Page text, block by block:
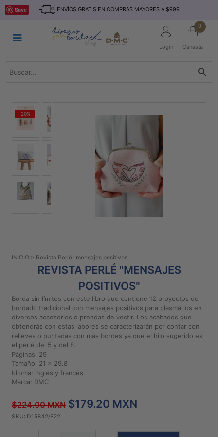
Saltar
ENVÍOS GRATIS EN COMPRAS MAYORES A $999
Login
0
Canasta
INICIO
TEJIDO
TELAS
TEMÁTICO
NOVEDADES
DESCUENTOS
BLOG
Preguntas
Privacidad
Políticas
Compra
2026
Para
Bordar
-20%
Save
INICIO > Revista Perlé "mensajes positivos"
REVISTA PERLÉ "MENSAJES
POSITIVOS"
Borda sin límites con este libro que contiene 12 proyectos de
bordado tradicional con mensajes positivos para plasmarlos en
diversos accesorios o prendas de vestir. Los acabados que
obtendrás con estas labores se caracterizarán por contar con
relieves o puntadas con más bordes ya que el hilo sugerido es
el perlé del 5 y del 8.
Páginas: 29
Tamaño: 21 x 29.8
Idioma: inglés y francés
Marca: DMC
$224.00 MXN $179.20 MXN
SKU: D15842/F22